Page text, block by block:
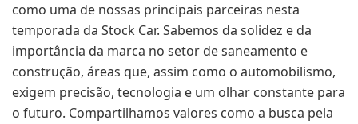
como uma de nossas principais parceiras nesta
temporada da Stock Car. Sabemos da solidez e da
importância da marca no setor de saneamento e
construção, áreas que, assim como o automobilismo,
exigem precisão, tecnologia e um olhar constante para
o futuro. Compartilhamos valores como a busca pela